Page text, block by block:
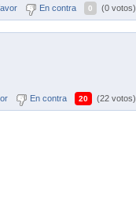
En contra 0 (0 votos)
En contra 20 (22 votos)